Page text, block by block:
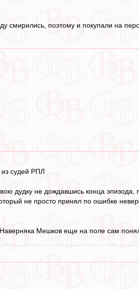
поэтому и покупали на
из судей РПЛ
дудку не дождавшись конца эпизода,
не просто принял по ошибке
Мешков еще на поле сам